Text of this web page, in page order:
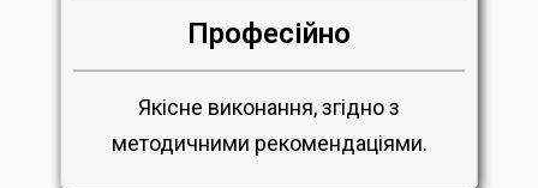
Професійно
Якісне виконання, згідно з
методичними рекомендаціями.